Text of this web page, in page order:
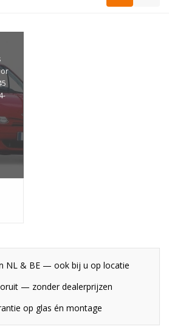
NL & BE — ook bij u op locatie
— zonder dealerprijzen
op glas én montage